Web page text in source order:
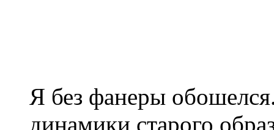
Я без фанеры
динамики старого